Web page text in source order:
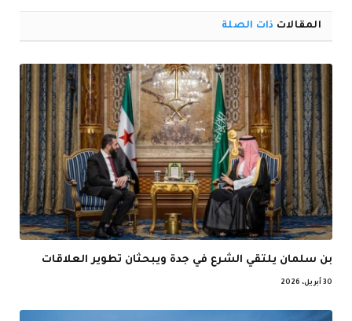
المقالات ذات الصلة
بن سلمان يلتقي الشرع في جدة ويبحثان تطوير العلاقات
30 أبريل، 2026